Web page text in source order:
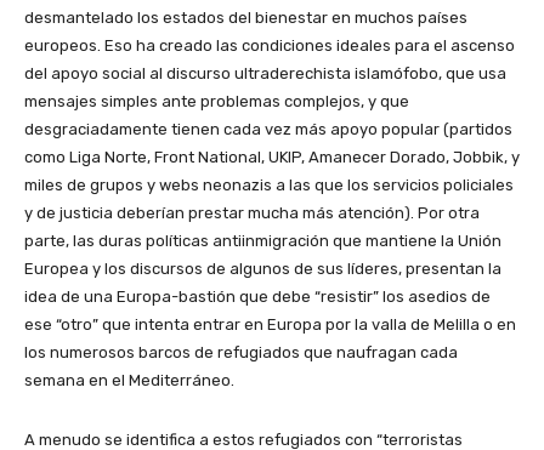
desmantelado los estados del bienestar en muchos países
europeos. Eso ha creado las condiciones ideales para el ascenso
del apoyo social al discurso ultraderechista islamófobo, que usa
mensajes simples ante problemas complejos, y que
desgraciadamente tienen cada vez más apoyo popular (partidos
como Liga Norte, Front National, UKIP, Amanecer Dorado, Jobbik, y
miles de grupos y webs neonazis a las que los servicios policiales
y de justicia deberían prestar mucha más atención). Por otra
parte, las duras políticas antiinmigración que mantiene la Unión
Europea y los discursos de algunos de sus líderes, presentan la
idea de una Europa-bastión que debe “resistir” los asedios de
ese “otro” que intenta entrar en Europa por la valla de Melilla o en
los numerosos barcos de refugiados que naufragan cada
semana en el Mediterráneo.
A menudo se identifica a estos refugiados con “terroristas